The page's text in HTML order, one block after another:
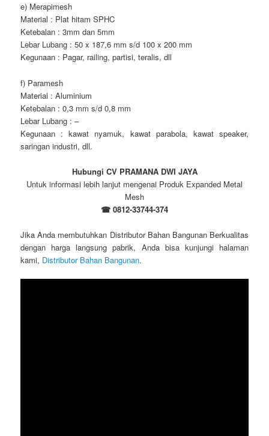
e) Merapimesh
Material : Plat hitam SPHC
Ketebalan : 3mm dan 5mm
Lebar Lubang : 50 x 187,6 mm s/d 100 x 200 mm
Kegunaan : Pagar, railing, partisi, teralis, dll
f) Paramesh
Material : Aluminium
Ketebalan : 0,3 mm s/d 0,8 mm
Lebar Lubang : –
Kegunaan : kawat nyamuk, kawat parabola, kawat speaker,
saringan industri, dll.
Hubungi CV PRAMANA DWI JAYA
Untuk informasi lebih lanjut mengenai Produk Expanded Metal
Mesh
☎ 0812-33744-374
Jika Anda membutuhkan Distributor Bahan Bangunan Berkualitas
dengan harga langsung pabrik, Anda bisa kunjungi halaman
kami, Distributor Bahan Bangunan.